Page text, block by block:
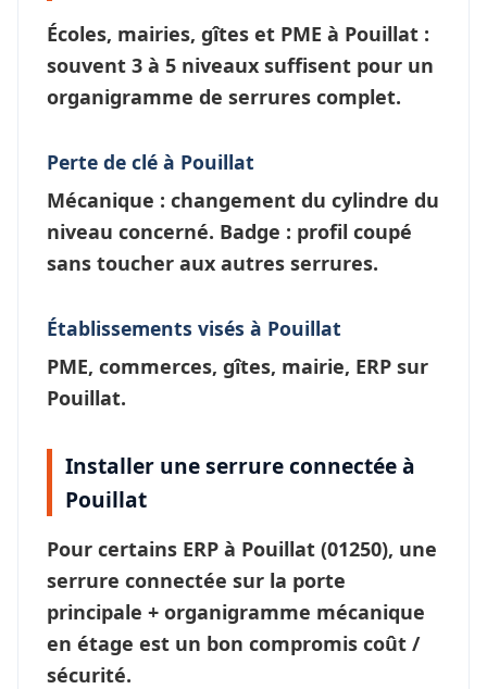
Écoles, mairies, gîtes et PME à Pouillat :
souvent 3 à 5 niveaux suffisent pour un
organigramme de serrures complet.
Perte de clé à Pouillat
Mécanique : changement du cylindre du
niveau concerné. Badge : profil coupé
sans toucher aux autres serrures.
Établissements visés à Pouillat
PME, commerces, gîtes, mairie, ERP sur
Pouillat.
Installer une serrure connectée à
Pouillat
Pour certains ERP à Pouillat (01250), une
serrure connectée sur la porte
principale + organigramme mécanique
en étage est un bon compromis coût /
sécurité.